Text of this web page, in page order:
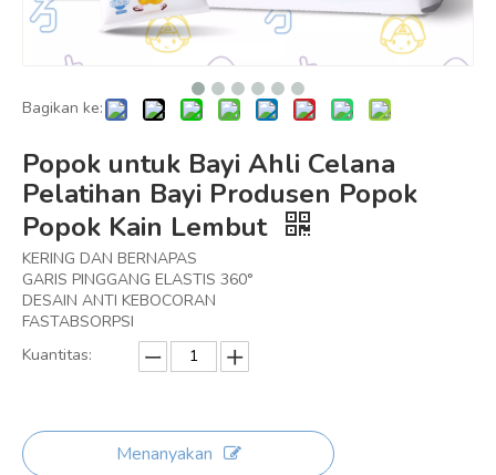
Bagikan ke:
Popok untuk Bayi Ahli Celana
Pelatihan Bayi Produsen Popok
Popok Kain Lembut
KERING DAN BERNAPAS
GARIS PINGGANG ELASTIS 360°
DESAIN ANTI KEBOCORAN
FASTABSORPSI
Kuantitas:
Menanyakan